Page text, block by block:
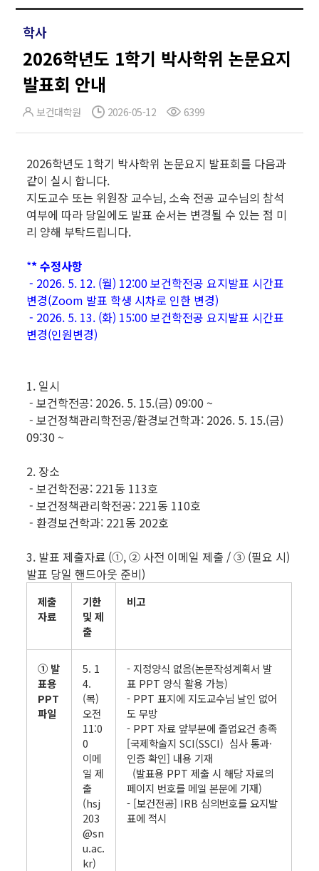
학사
2026학년도 1학기 박사학위 논문요지
발표회 안내
보건대학원 2026-05-12 6399
2026학년도 1학기 박사학위 논문요지 발표회를 다음과
같이 실시 합니다.
지도교수 또는 위원장 교수님, 소속 전공 교수님의 참석
여부에 따라 당일에도 발표 순서는 변경될 수 있는 점 미
리 양해 부탁드립니다.
** 수정사항
- 2026. 5. 12. (월) 12:00 보건학전공 요지발표 시간표
변경(Zoom 발표 학생 시차로 인한 변경)
- 2026. 5. 13. (화) 15:00 보건학전공 요지발표 시간표
변경(인원변경)
1. 일시
- 보건학전공: 2026. 5. 15.(금) 09:00 ~
- 보건정책관리학전공/환경보건학과: 2026. 5. 15.(금)
09:30 ~
2. 장소
- 보건학전공: 221동 113호
- 보건정책관리학전공: 221동 110호
- 환경보건학과: 221동 202호
3. 발표 제출자료 (①, ② 사전 이메일 제출 / ③ (필요 시)
발표 당일 핸드아웃 준비)
제출
자료
기한
및 제
출
비고
① 발
표용
PPT
파일
5. 1
4.
(목)
오전
11:0
0
이메
일 제
출
(hsj
203
@sn
u.ac.
kr)
- 지정양식 없음(논문작성계획서 발
표 PPT 양식 활용 가능)
- PPT 표지에 지도교수님 날인 없어
도 무방
- PPT 자료 앞부분에 졸업요건 충족
[국제학술지 SCI(SSCI) 심사 통과·
인증 확인] 내용 기재
(발표용 PPT 제출 시 해당 자료의
페이지 번호를 메일 본문에 기재)
- [보건전공] IRB 심의번호를 요지발
표에 적시